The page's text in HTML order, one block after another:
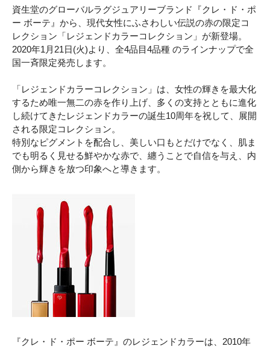
資生堂のグローバルラグジュアリーブランド『クレ・ド・ポ
ー ボーテ』から、現代女性にふさわしい伝説の赤の限定コ
レクション「レジェンドカラーコレクション」が新登場。
2020年1月21日(火)より、全4品目4品種 のラインナップで全
国一斉限定発売します。
「レジェンドカラーコレクション」は、女性の輝きを最大化
するため唯一無二の赤を作り上げ、多くの支持とともに進化
し続けてきたレジェンドカラーの誕生10周年を祝して、展開
される限定コレクション。
特別なピグメントを配合し、美しい口もとだけでなく、肌ま
でも明るく見せる鮮やかな赤で、纏うことで自信を与え、内
側から輝きを放つ印象へと導きます。
『クレ・ド・ポー ボーテ』のレジェンドカラーは、2010年